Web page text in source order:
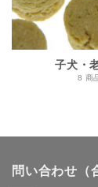
子犬・
8 商
問い合わせ（